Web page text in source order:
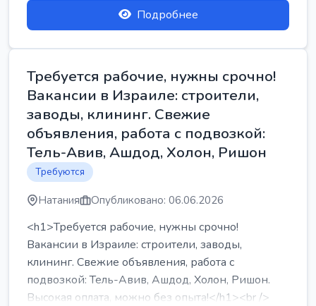
Подробнее
Требуется рабочие, нужны срочно!
Вакансии в Израиле: строители,
заводы, клининг. Свежие
объявления, работа с подвозкой:
Тель-Авив, Ашдод, Холон, Ришон
Требуются
Натания Опубликовано: 06.06.2026
<h1>Требуется рабочие, нужны срочно!
Вакансии в Израиле: строители, заводы,
клининг. Свежие объявления, работа с
подвозкой: Тель-Авив, Ашдод, Холон, Ришон.
Высокая оплата, можно без опыта!</h1><br />